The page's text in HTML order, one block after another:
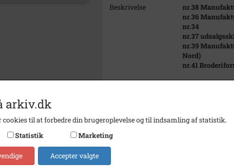
Beskrivelse
nr.38
nr.36
nr.34
nr.37
nr.39
Nord)
nr.41
Haslev Bank
På billedet ses
Haslev Bank
Fotograf
Størrelse
arkiv.dk
cookies til at forbedre din brugeroplevelse og til indsamling af statistik.
Statistik Marketing
Accepter valgte